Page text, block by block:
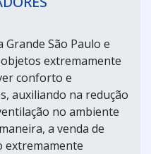
São Paulo e
extremamente
conforto e
auxiliando na redução
no ambiente
a venda de
extremamente